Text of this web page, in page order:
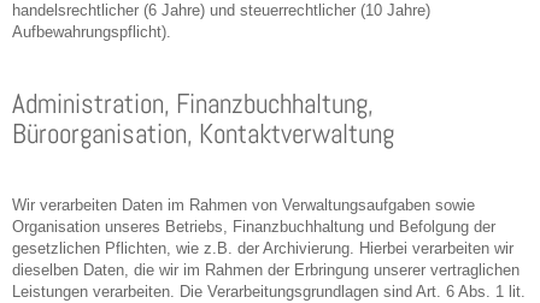
handelsrechtlicher (6 Jahre) und steuerrechtlicher (10 Jahre)
Aufbewahrungspflicht).
Administration, Finanzbuchhaltung,
Büroorganisation, Kontaktverwaltung
Wir verarbeiten Daten im Rahmen von Verwaltungsaufgaben sowie
Organisation unseres Betriebs, Finanzbuchhaltung und Befolgung der
gesetzlichen Pflichten, wie z.B. der Archivierung. Hierbei verarbeiten wir
dieselben Daten, die wir im Rahmen der Erbringung unserer vertraglichen
Leistungen verarbeiten. Die Verarbeitungsgrundlagen sind Art. 6 Abs. 1 lit.